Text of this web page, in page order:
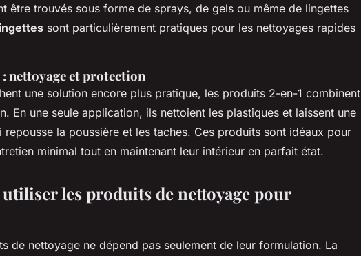
être trouvés sous forme de sprays, de gels ou même de lingettes
sont particulièrement pratiques pour les nettoyages rapides
nettoyage et protection
une solution encore plus pratique, les produits 2-en-1 combinent
En une seule application, ils nettoient les plastiques et laissent une
la poussière et les taches. Ces produits sont idéaux pour
minimal tout en maintenant leur intérieur en parfait état.
les produits de nettoyage pour
de nettoyage ne dépend pas seulement de leur formulation. La